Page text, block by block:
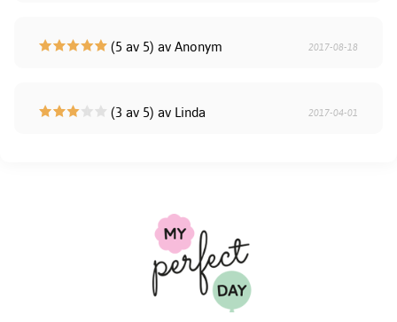
(5 av 5) av Anonym 2017-08-18
(3 av 5) av Linda 2017-04-01